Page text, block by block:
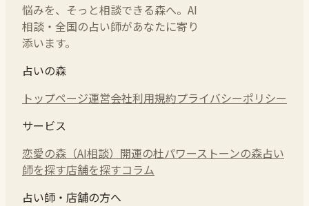
悩みを、そっと相談できる森へ。AI
相談・全国の占い師があなたに寄り
添います。
占いの森
トップページ運営会社利用規約プライバシーポリシー
サービス
恋愛の森（AI相談） 開運の杜パワーストーンの森占い
師を探す店舗を探すコラム
占い師・店舗の方へ